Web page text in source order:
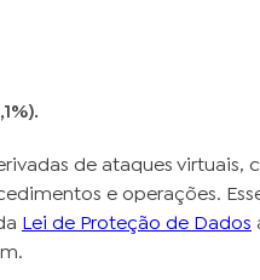
de ataques virtuais,
e operações.
Lei de Proteção de Dados